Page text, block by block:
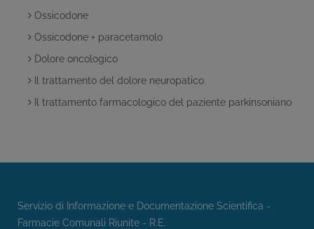
Ossicodone
Ossicodone + paracetamolo
Dolore oncologico
Il trattamento del dolore neuropatico
Il trattamento farmacologico del paziente parkinsoniano
Servizio di Informazione e Documentazione Scientifica -
Farmacie Comunali Riunite - R.E.